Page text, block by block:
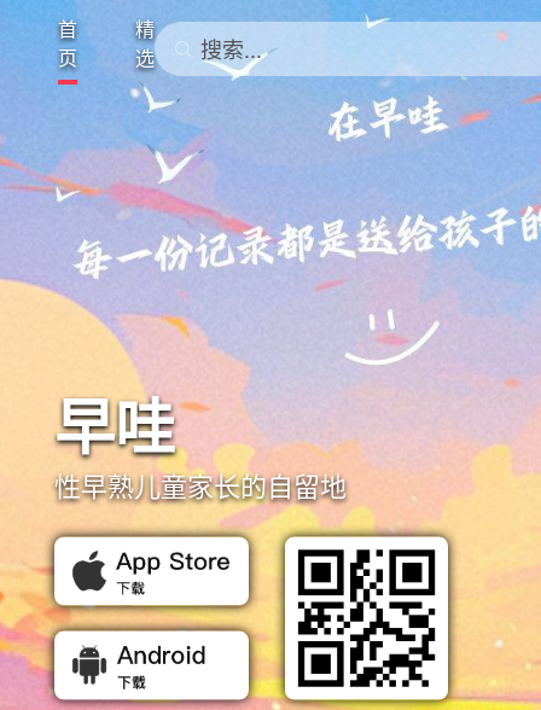
首
页
精
选
搜索...
早哇
性早熟儿童家长的自留地